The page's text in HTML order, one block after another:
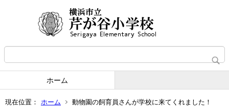
ホーム
現在位置： ホーム 動物園の飼育員さんが学校に来てくれました！